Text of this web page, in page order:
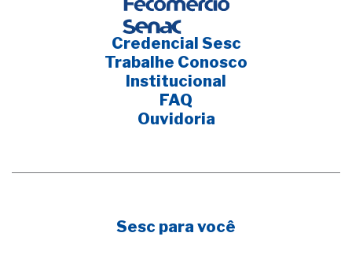
Credencial Sesc
Trabalhe Conosco
Institucional
FAQ
Ouvidoria
Sesc para você